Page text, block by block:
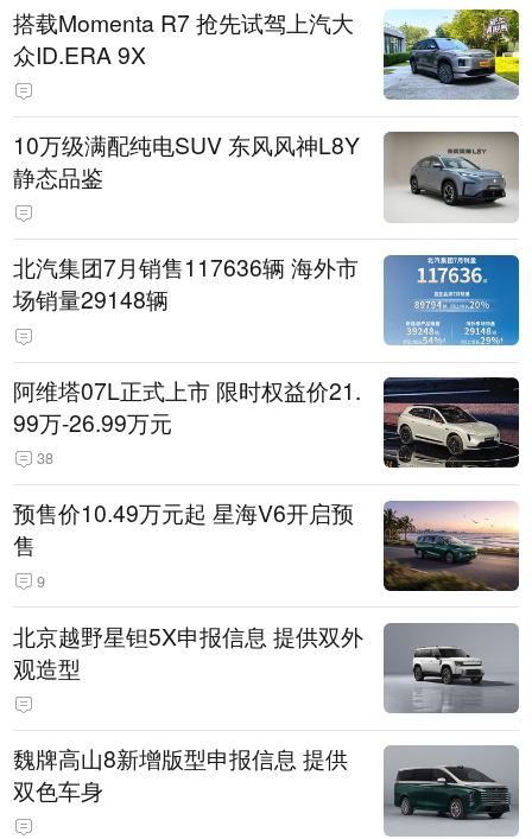
搭载Momenta R7 抢先试驾上汽大
众ID.ERA 9X
10万级满配纯电SUV 东风风神L8Y
静态品鉴
北汽集团7月销售117636辆 海外市
场销量29148辆
阿维塔07L正式上市 限时权益价21.
99万-26.99万元
38
预售价10.49万元起 星海V6开启预
售
9
北京越野星钽5X申报信息 提供双外
观造型
魏牌高山8新增版型申报信息 提供
双色车身